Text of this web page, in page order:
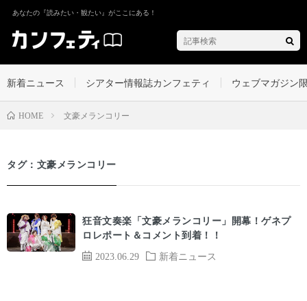
あなたの『読みたい・観たい』がここにある！
新着ニュース シアター情報誌カンフェティ ウェブマガジン
HOME ⽂豪メランコリー
タグ：⽂豪メランコリー
2023.06.29 新着ニュース
狂⾳⽂奏楽「⽂豪メランコリー」開幕！ゲネプ
ロレポート＆コメント到着！！